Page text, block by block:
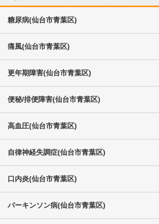
糖尿病(仙台市青葉区)
痛風(仙台市青葉区)
更年期障害(仙台市青葉区)
便秘/排便障害(仙台市青葉区)
高血圧(仙台市青葉区)
自律神経失調症(仙台市青葉区)
口内炎(仙台市青葉区)
パーキンソン病(仙台市青葉区)